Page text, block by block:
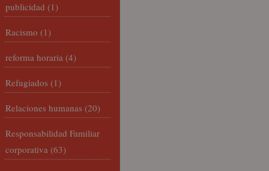
publicidad (1)
Racismo (1)
reforma horaria (4)
Refugiados (1)
Relaciones humanas (20)
Responsabilidad Familiar
corporativa (63)